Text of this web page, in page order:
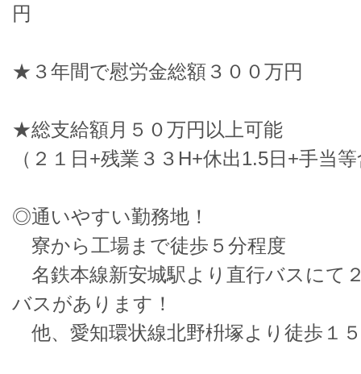
円
★３年間で慰労金総額３００万円
★総支給額月５０万円以上可能
（２１日+残業３３H+休出1.5日+手当
◎通いやすい勤務地！
寮から工場まで徒歩５分程度
名鉄本線新安城駅より直行バスにて
バスがあります！
他、愛知環状線北野枡塚より徒歩１